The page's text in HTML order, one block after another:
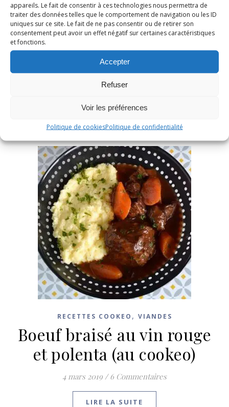
appareils. Le fait de consentir à ces technologies nous permettra de
traiter des données telles que le comportement de navigation ou les ID
uniques sur ce site. Le fait de ne pas consentir ou de retirer son
consentement peut avoir un effet négatif sur certaines caractéristiques
et fonctions.
Accepter
Refuser
Voir les préférences
Politique de cookiesPolitique de confidentialité
l’italienne (au cookeo)
LIRE LA SUITE
RECETTES COOKEO , VIANDES
Boeuf braisé au vin rouge
et polenta (au cookeo)
4 mars 2019 / 6 Commentaires
LIRE LA SUITE